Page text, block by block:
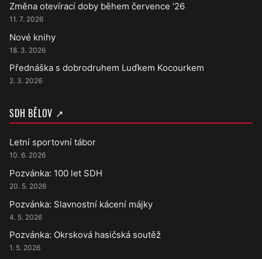
Změna otevírací doby během července ’26
11. 7. 2026
Nové knihy
18. 3. 2026
Přednáška s dobrodruhem Luďkem Kocourkem
2. 3. 2026
SDH BĚLOV ↗
Letní sportovní tábor
10. 6. 2026
Pozvánka: 100 let SDH
20. 5. 2026
Pozvánka: Slavnostní kácení májky
4. 5. 2026
Pozvánka: Okrsková hasičská soutěž
1. 5. 2026